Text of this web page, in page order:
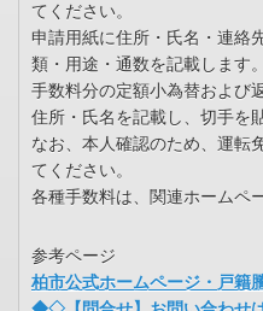
てください。
申請用紙に住所・氏名・連絡
類・用途・通数を記載します。
手数料分の定額小為替および
住所・氏名を記載し、切手を
なお、本人確認のため、運転
てください。
各種手数料は、関連ホームペ
参考ページ
柏市公式ホームページ・戸籍